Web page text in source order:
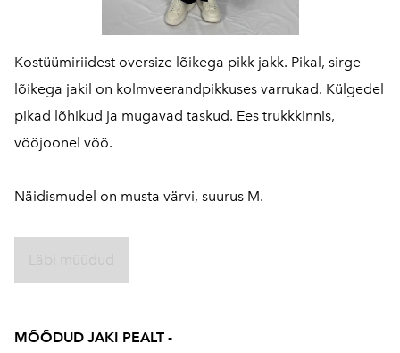
Kostüümiriidest oversize lõikega pikk jakk. Pikal, sirge
lõikega jakil on kolmveerandpikkuses varrukad. Külgedel
pikad lõhikud ja mugavad taskud. Ees trukkkinnis,
vööjoonel vöö.
Näidismudel on musta värvi, suurus M.
MÕÕDUD JAKI PEALT -